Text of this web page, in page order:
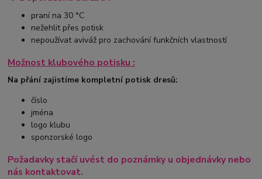
praní na 30 °C
nežehlit přes potisk
nepoužívat aviváž pro zachování funkčních vlastností
Možnost klubového potisku :
Na přání zajistíme kompletní potisk dresů:
číslo
jména
logo klubu
sponzorské logo
Požadavky stačí uvést do poznámky u objednávky nebo
nás kontaktovat.